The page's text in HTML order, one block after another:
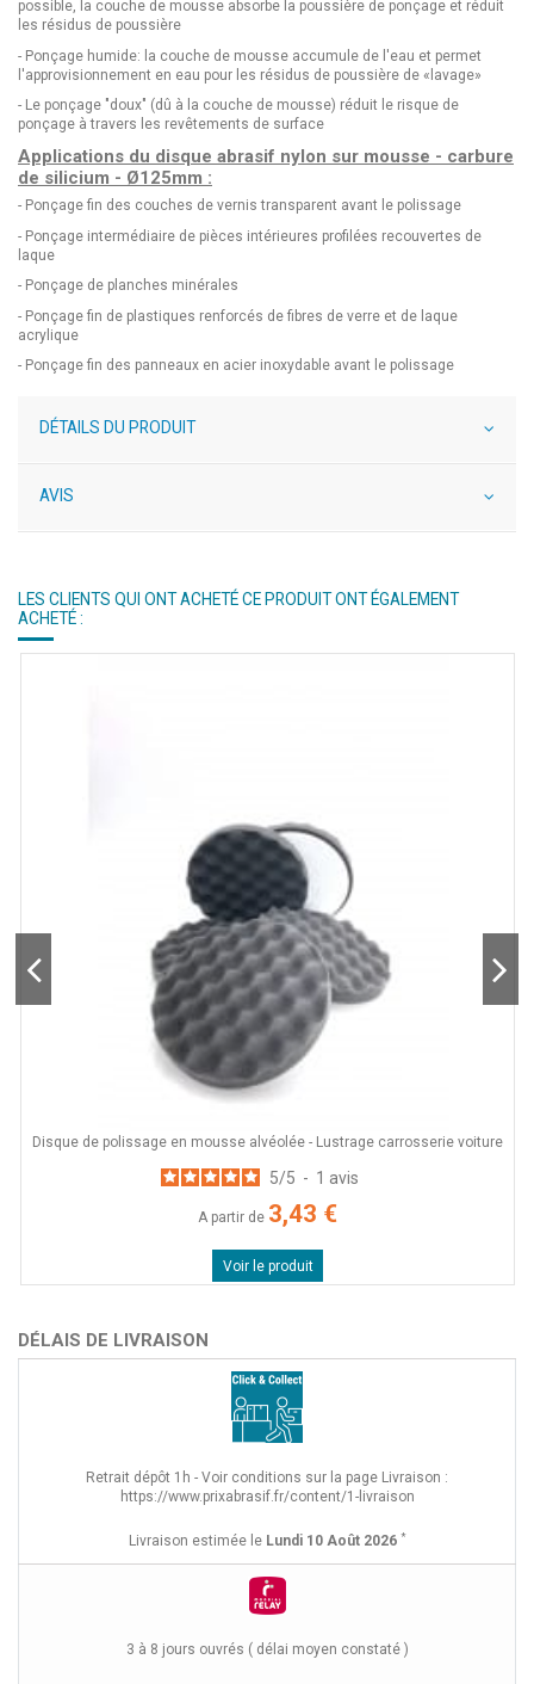
possible, la couche de mousse absorbe la poussière de ponçage et réduit
les résidus de poussière
- Ponçage humide: la couche de mousse accumule de l'eau et permet
l'approvisionnement en eau pour les résidus de poussière de «lavage»
- Le ponçage "doux" (dû à la couche de mousse) réduit le risque de
ponçage à travers les revêtements de surface
Applications du disque abrasif nylon sur mousse - carbure
de silicium - Ø125mm :
- Ponçage fin des couches de vernis transparent avant le polissage
- Ponçage intermédiaire de pièces intérieures profilées recouvertes de
laque
- Ponçage de planches minérales
- Ponçage fin de plastiques renforcés de fibres de verre et de laque
acrylique
- Ponçage fin des panneaux en acier inoxydable avant le polissage
DÉTAILS DU PRODUIT
AVIS
LES CLIENTS QUI ONT ACHETÉ CE PRODUIT ONT ÉGALEMENT
ACHETÉ :
Disque de polissage en mousse alvéolée - Lustrage carrosserie voiture
5/5 - 1 avis
A partir de 3,43 €
Voir le produit
DÉLAIS DE LIVRAISON
Retrait dépôt 1h - Voir conditions sur la page Livraison :
https://www.prixabrasif.fr/content/1-livraison
Livraison estimée le Lundi 10 Août 2026 *
3 à 8 jours ouvrés ( délai moyen constaté )